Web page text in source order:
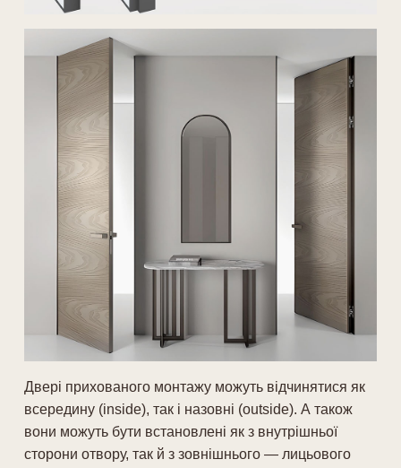
Двері прихованого монтажу можуть відчинятися як
всередину (inside), так і назовні (outside). А також
вони можуть бути встановлені як з внутрішньої
сторони отвору, так й з зовнішнього — лицьового